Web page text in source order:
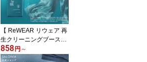
しい ヨガ ピラティス 鉄
ビタミンC
【 ReWEAR リウェア 再
生クリーニングブースタ
ー 】漂白剤 洗濯 洗剤 毛
玉 毛羽立ち 頑固汚れ エ
858 円 ～